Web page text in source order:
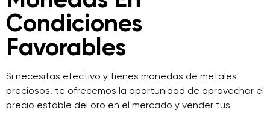
Condiciones
Favorables
Si necesitas efectivo y tienes monedas de metales
preciosos, te ofrecemos la oportunidad de aprovechar el
precio estable del oro en el mercado y vender tus